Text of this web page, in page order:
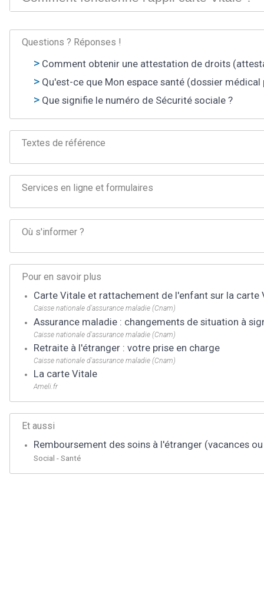
Questions ? Réponses !
Comment obtenir une attestation de droits
Qu'est-ce que Mon espace santé (dossier médical
Que signifie le numéro de Sécurité sociale ?
Textes de référence
Services en ligne et formulaires
Où s'informer ?
Pour en savoir plus
Carte Vitale et rattachement de l'enfant sur la carte
Caisse nationale d'assurance maladie (Cnam)
Assurance maladie : changements de situation à
Caisse nationale d'assurance maladie (Cnam)
Retraite à l'étranger : votre prise en charge
Caisse nationale d'assurance maladie (Cnam)
La carte Vitale
Ameli.fr
Et aussi
Remboursement des soins à l'étranger (vacances
Social - Santé